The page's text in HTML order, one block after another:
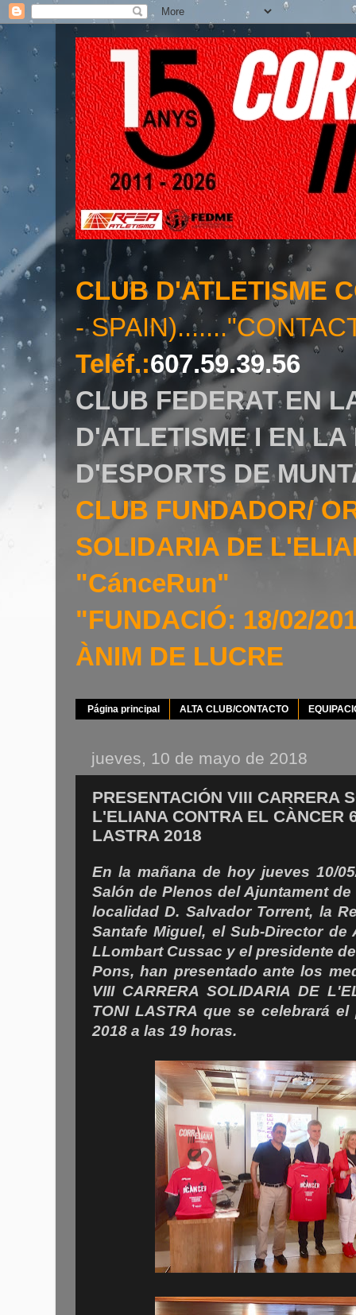
CLUB D'ATLETISME
-
Teléf.:607.59.39.56
CLUB FEDERAT EN
D'ATLETISME I EN
D'ESPORTS DE
CLUB FUNDADOR/
SOLIDARIA DE
"CánceRun"
"FUNDACIÓ: 18/02/
ÀNIM DE LUCRE
Página principal ALTA CLUB/CONTACTO
jueves, 10 de mayo de 2018
PRESENTACIÓN VIII CARRERA
L'ELIANA CONTRA EL CÀNCER
LASTRA 2018
En la mañana de hoy jueves 10/
Salón de Plenos del Ajuntament
localidad D. Salvador Torrent, la
Santafe Miguel, el Sub-Director de
LLombart Cussac y el presidente
Pons, han presentado ante los
VIII CARRERA SOLIDARIA DE
TONI LASTRA que se celebrará
2018 a las 19 horas.